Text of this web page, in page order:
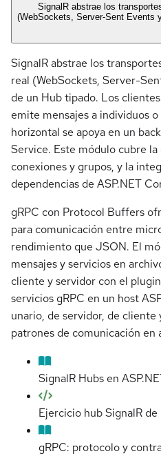
SignalR abstrae los
(WebSockets, Server-Sent Events
SignalR abstrae los
real (WebSockets, Server-
de un Hub tipado. Los
emite mensajes a individuos
horizontal se apoya en un
Service. Este módulo cubre
conexiones y grupos, y la
dependencias de ASP.NET
gRPC con Protocol Buffers
para comunicación entre
rendimiento que JSON. El
mensajes y servicios en
cliente y servidor con el
servicios gRPC en un host
unario, de servidor, de
patrones de comunicación
SignalR Hubs en
Ejercicio hub SignalR
gRPC: protocolo y